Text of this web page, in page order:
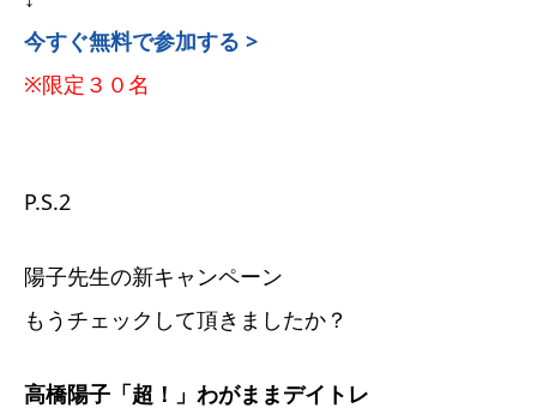
今すぐ無料で参加する >
※限定３０名
P.S.2
陽子先生の新キャンペーン
もうチェックして頂きましたか？
高橋陽子「超！」わがままデイトレ